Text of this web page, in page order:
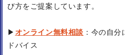
び方をご提案しています。
▶ オンライン無料相談 ：今の自
ドバイス